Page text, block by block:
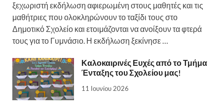
ξεχωριστή εκδήλωση αφιερωμένη στους μαθητές και τις
μαθήτριες που ολοκληρώνουν το ταξίδι τους στο
Δημοτικό Σχολείο και ετοιμάζονται να ανοίξουν τα φτερά
τους για το Γυμνάσιο. Η εκδήλωση ξεκίνησε …
Καλοκαιρινές Ευχές από το Τμήμα
Ένταξης του Σχολείου μας!
11 Ιουνίου 2026